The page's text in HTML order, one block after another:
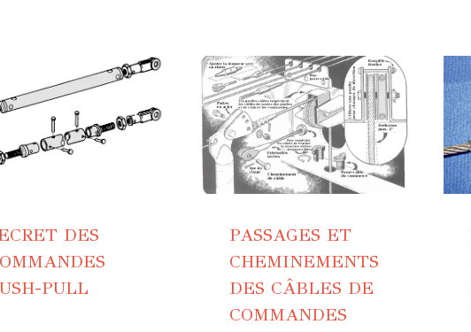
DES
PULL
PASSAGES ET
CHEMINEMENTS
DES CÂBLES DE
COMMANDES